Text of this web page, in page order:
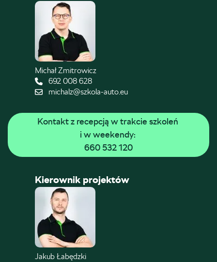
Michał Zmitrowicz
692 008 628
michalz@szkola-auto.eu
Kontakt z recepcją w trakcie szkoleń
i w weekendy:
660 532 120
Kierownik projektów
Jakub Łabędzki